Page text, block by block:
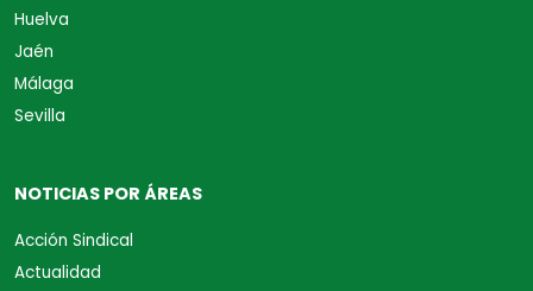
Huelva
Jaén
Málaga
Sevilla
NOTICIAS POR ÁREAS
Acción Sindical
Actualidad